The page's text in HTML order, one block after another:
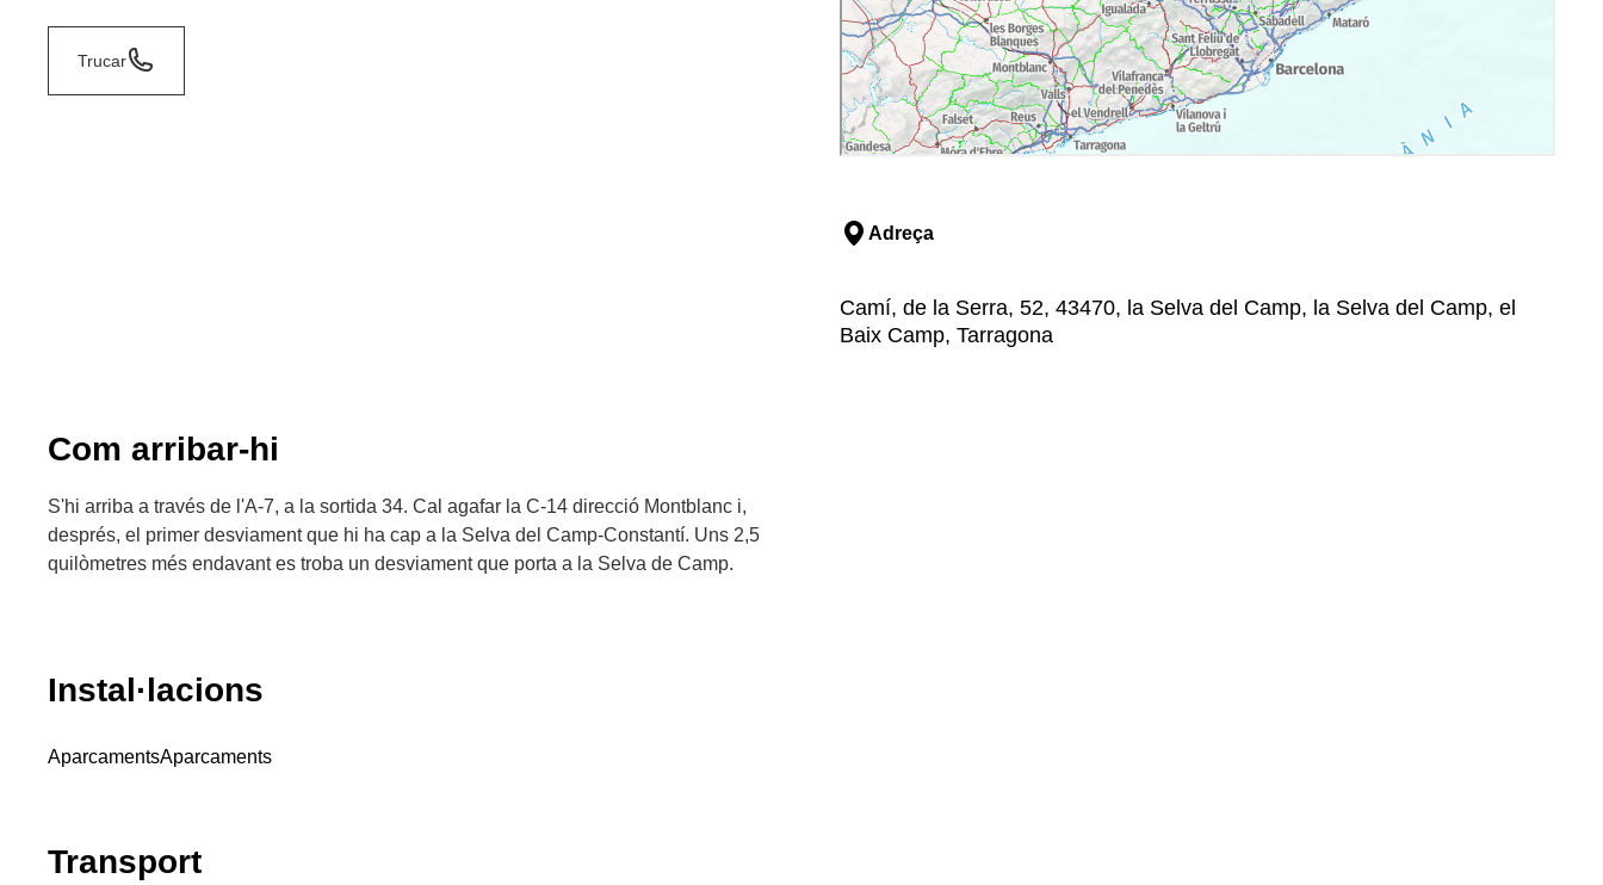
Trucar
Adreça
Camí, de la Serra, 52, 43470, la Selva del Camp, la Selva del Camp, el
Baix Camp, Tarragona
Com arribar-hi
S'hi arriba a través de l'A-7, a la sortida 34. Cal agafar la C-14 direcció Montblanc i,
després, el primer desviament que hi ha cap a la Selva del Camp-Constantí. Uns 2,5
quilòmetres més endavant es troba un desviament que porta a la Selva de Camp.
Instal·lacions
AparcamentsAparcaments
Transport